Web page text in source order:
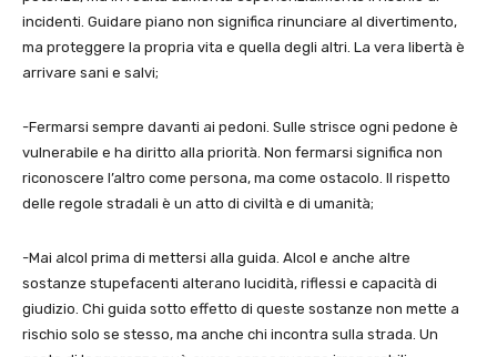
incidenti. Guidare piano non significa rinunciare al divertimento,
ma proteggere la propria vita e quella degli altri. La vera libertà è
arrivare sani e salvi;
-Fermarsi sempre davanti ai pedoni. Sulle strisce ogni pedone è
vulnerabile e ha diritto alla priorità. Non fermarsi significa non
riconoscere l’altro come persona, ma come ostacolo. Il rispetto
delle regole stradali è un atto di civiltà e di umanità;
-Mai alcol prima di mettersi alla guida. Alcol e anche altre
sostanze stupefacenti alterano lucidità, riflessi e capacità di
giudizio. Chi guida sotto effetto di queste sostanze non mette a
rischio solo se stesso, ma anche chi incontra sulla strada. Un